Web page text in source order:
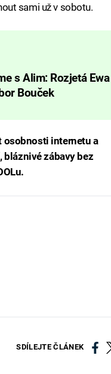
sami už v sobotu.
s Alim: Rozjetá Ewa
Bouček
osobnosti internetu a
zábavy bez
SDÍLEJTE ČLÁNEK